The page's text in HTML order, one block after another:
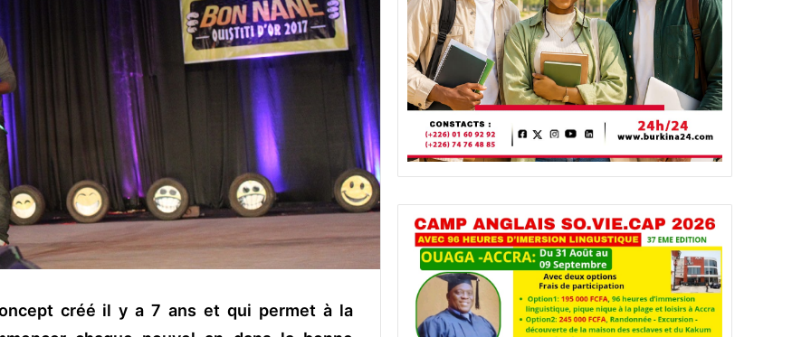
créé il y a 7 ans et qui permet à la